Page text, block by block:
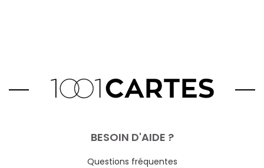
BESOIN D'AIDE ?
Questions fréquentes